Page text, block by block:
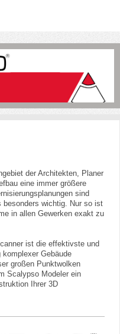
der Architekten, Planer
eine immer größere
sind
besonders wichtig. Nur so ist
in allen Gewerken exakt zu
ist die effektivste und
Gebäude
großen Punktwolken
Scalypso Modeler ein
Ihrer 3D